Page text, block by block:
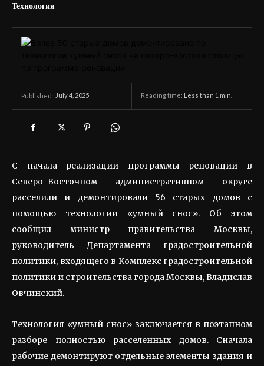
Технология
Published: July 4, 2025 Reading time: Less than 1 min.
С начала реализации программы реновации в
Северо-Восточном административном округе
расселили и демонтировали 56 старых домов с
помощью технологии «умный снос». Об этом
сообщил министр правительства Москвы,
руководитель Департамента градостроительной
политики, входящего в Комплекс градостроительной
политики и строительства города Москвы, Владислав
Овчинский.
Технология «умный снос» заключается в поэтапном
разборе полностью расселенных домов. Сначала
рабочие демонтируют отдельные элементы здания и